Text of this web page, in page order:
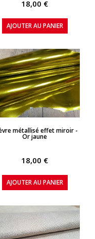
18,00 €
AJOUTER AU PANIER
APERÇU RAPIDE
métallisé effet miroir -
Or jaune
18,00 €
AJOUTER AU PANIER